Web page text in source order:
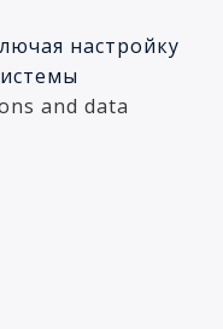
настройку
and data